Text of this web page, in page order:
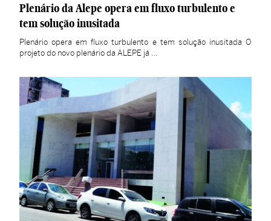
Plenário da Alepe opera em fluxo turbulento e
tem solução inusitada
Plenário opera em fluxo turbulento e tem solução inusitada O
projeto do novo plenário da ALEPE já …